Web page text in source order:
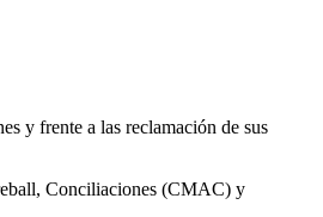
y frente a las reclamación de sus
Conciliaciones (CMAC) y